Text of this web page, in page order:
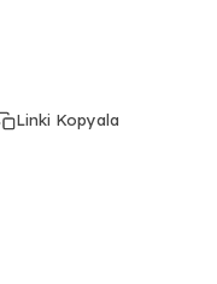
Linki Kopyala